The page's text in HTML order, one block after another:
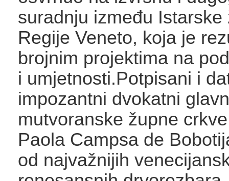
suradnju između Istarske
Regije Veneto, koja je
brojnim projektima na
i umjetnosti.Potpisani i
impozantni dvokatni
mutvoranske župne
Paola Campsa de
od najvažnijih